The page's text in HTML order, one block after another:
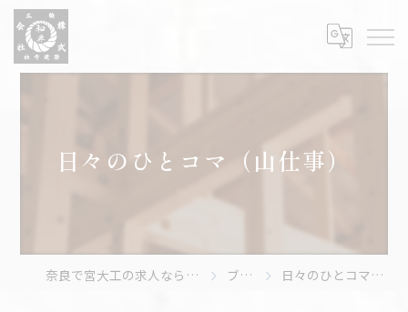
日々のひとコマ（山仕事）
奈良で宮大工の求人なら株式会社和昇 ブログ 日々のひとコマ（山仕事）